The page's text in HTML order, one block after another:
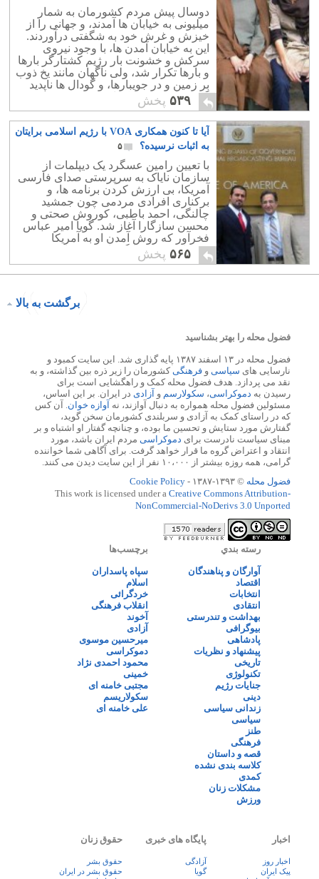
شده اند؟
دوسال پیش مردم کشورمان به شمار
میلیونی به خیابان ها آمدند، و جهانی را از
خیزش و غرش خود به شگفتی درآوردند.
این به خیابان آمدن ها، با وجود نیروی
سرکش و خشونت بار رژیم کشتارگر بارها
و بارها تکرار شد، ولی ناگهان مانند یخ ذوب
بر زمین و در جویبارها، و گودال ها ناپدید
گردید. این جنبش کجا رفت؟.
۵۳۹ پخش
آیا تا کنون همکاری VOA با رژیم اسلامی برایتان
به اثبات نرسیده؟
۵
با تعیین رامین عسگرد یک دیپلمات از
سازمان نایاک به سرپرستی صدای فارسی
آمریکا، بی ارزش کردن برنامه ها، و
برکناری افرادی مردمی چون جمشید
چالنگی، احمد باطبی، کوروش صحتی و
محسن سازگارا آغاز شد. گویا امیر عباس
فخرآور که روش آمدن او به آمریکا
همچنان پرسش انگیز است، در این تصمیم
گیری دخالت داشته است.
۵۶۵ پخش
برگشت به بالا
فضول محله را بهتر بشناسید
فضول محله در ۱۳ اسفند ۱۳۸۷ پایه گذاری شد. این سایت کمبود و
نارسایی های سیاسی و فرهنگی کشورمان را زیر ذره بین گذاشته، و به
نقد می پردازد. هدف فضول محله کمک و راهگشایی است برای
رسیدن به دموکراسی، سکولارسم و آزادی در ایران. بر این اساس،
مسئولین فضول محله همواره به دنبال آوازند، نه آوازه خوان . آن کس
که در راستای کمک به آزادی و سربلندی کشورمان سخن گوید،
گفتارش مورد ستایش و تحسین ما بوده، و چنانچه گفتار او اشتباه و بر
مبنای سیاست نادرست برای دموکراسی مردم ایران باشد، مورد
انتقاد و اعتراض گروه ما قرار خواهد گرفت. برای آگاهی شما خواننده
گرامی، همه روزه بیشتر از ۱۰،۰۰۰ نفر از این سایت دیدن می کنند.
فضول محله © ۱۳۹۳-۱۳۸۷ -
Cookie Policy
This work is licensed under a Creative Commons Attribution-
NonCommercial-NoDerivs 3.0 Unported
رسته بندي
آوارگان و پناهندگان
اقتصاد
انتخابات
انتقادی
بهداشت و تندرستی
بیوگرافی
پادشاهی
پیشنهاد و نظریات
تاریخی
تکنولوژی
جنایات رژیم
دینی
زندانی سیاسی
سیاسی
طنز
فرهنگی
قصه و داستان
کلاسه بندی نشده
کمدی
مشکلات زنان
ورزش
برچسب‌ها
سپاه پاسداران
اسلام
خردگرائی
انقلاب فرهنگی
آخوند
آزادی
میرحسین موسوی
دموکراسی
محمود احمدی نژاد
خمینی
مجتبی خامنه ای
سکولاریسم
علی خامنه ای
اخبار
اخبار روز
پيک ايران
پایگاه های خبری
آزادگی
گویا
حقوق زنان
حقوق بشر
حقوق بشر در ایران